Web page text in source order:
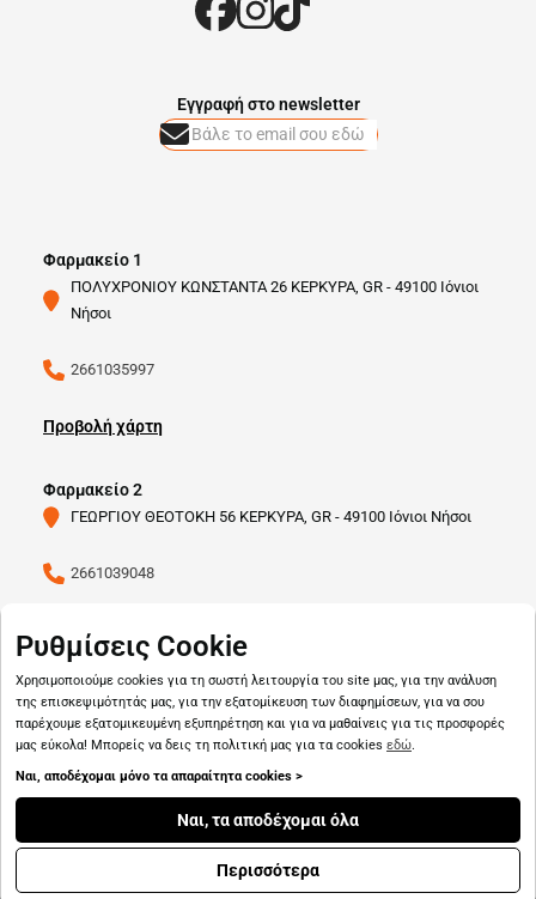
Φαρμακείο 1
ΠΟΛΥΧΡΟΝΙΟΥ ΚΩΝΣΤΑΝΤΑ 26 ΚΕΡΚΥΡΑ, GR - 49100 Ιόνιοι
Νήσοι
2661035997
Προβολή χάρτη
Φαρμακείο 2
ΓΕΩΡΓΙΟΥ ΘΕΟΤΟΚΗ 56 ΚΕΡΚΥΡΑ, GR - 49100 Ιόνιοι Νήσοι
2661039048
Προβολή χάρτη
Eγγραφή στο newsletter
Copyright © 2026pharmado.gr
Ρυθμίσεις Cookie
Χρησιμοποιούμε cookies για τη σωστή λειτουργία του site μας, για την ανάλυση
της επισκεψιμότητάς μας, για την εξατομίκευση των διαφημίσεων, για να σου
παρέχουμε εξατομικευμένη εξυπηρέτηση και για να μαθαίνεις για τις προσφορές
μας εύκολα! Μπορείς να δεις τη πολιτική μας για τα cookies εδώ.
Ναι, αποδέχομαι μόνο τα απαραίτητα cookies >
Ναι, τα αποδέχομαι όλα
Περισσότερα